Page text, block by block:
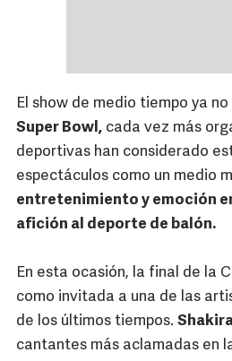
El show de medio tiempo ya
Super Bowl, cada vez más
deportivas han considerado
espectáculos como un medio
entretenimiento y emoción
afición al deporte de balón.
En esta ocasión, la final de la
como invitada a una de las
de los últimos tiempos.
cantantes más aclamadas en